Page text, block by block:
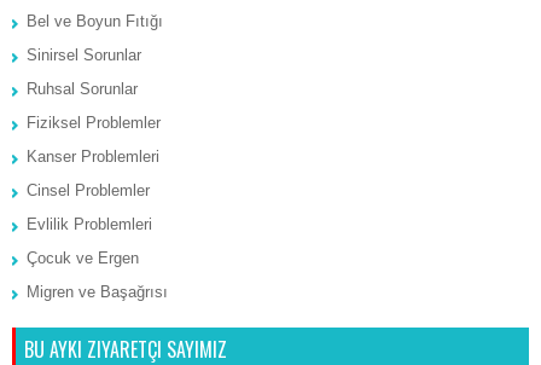
Bel ve Boyun Fıtığı
Sinirsel Sorunlar
Ruhsal Sorunlar
Fiziksel Problemler
Kanser Problemleri
Cinsel Problemler
Evlilik Problemleri
Çocuk ve Ergen
Migren ve Başağrısı
BU AYKI ZIYARETÇI SAYIMIZ